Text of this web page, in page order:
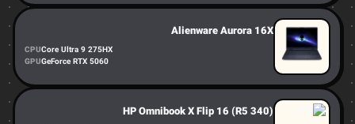
Alienware Aurora 16X
CPUCore Ultra 9 275HX
GPUGeForce RTX 5060
HP Omnibook X Flip 16 (R5 340)